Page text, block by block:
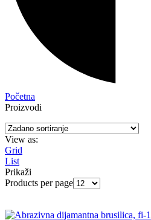
Početna
Proizvodi
View as:
Grid
List
Prikaži
Products per page